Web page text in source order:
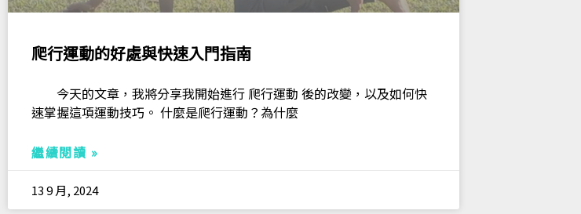
爬行運動的好處與快速入門指南
今天的文章，我將分享我開始進行 爬行運動 後的改變，以及如何快
速掌握這項運動技巧。 什麼是爬行運動？為什麼
繼續閱讀 »
13 9 月, 2024